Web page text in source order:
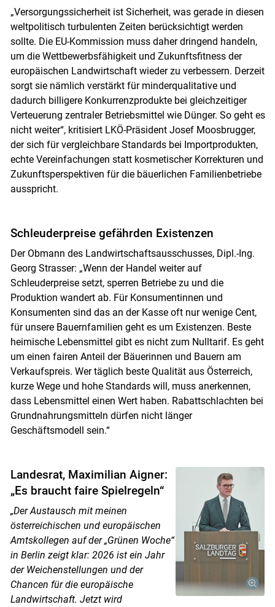
„Versorgungssicherheit ist Sicherheit, was gerade in diesen
weltpolitisch turbulenten Zeiten berücksichtigt werden
sollte. Die EU-Kommission muss daher dringend handeln,
um die Wettbewerbsfähigkeit und Zukunftsfitness der
europäischen Landwirtschaft wieder zu verbessern. Derzeit
sorgt sie nämlich verstärkt für minderqualitative und
dadurch billigere Konkurrenzprodukte bei gleichzeitiger
Verteuerung zent­raler Betriebsmittel wie Dünger. So geht es
nicht weiter“, kritisiert LKÖ-Präsident Josef Moosbrugger,
der sich für vergleichbare Standards bei Importprodukten,
echte Vereinfachungen statt kosmetischer Korrekturen und
Zukunftsperspektiven für die bäuerlichen Familienbetriebe
ausspricht.
Schleuderpreise gefährden Existenzen
Der Obmann des Landwirtschaftsausschusses, Dipl.-Ing.
Georg Strasser: „Wenn der Handel weiter auf
Schleuderpreise setzt, sperren Betriebe zu und die
Produktion wandert ab. Für Konsumentinnen und
Konsumenten sind das an der Kasse oft nur wenige Cent,
für unsere Bauernfamilien geht es um Existenzen. Beste
heimische Lebensmittel gibt es nicht zum Nulltarif. Es geht
um einen fairen Anteil der Bäuerinnen und Bauern am
Verkaufspreis. Wer täglich beste Qualität aus Österreich,
kurze Wege und hohe Standards will, muss anerkennen,
dass Lebensmittel einen Wert haben. Rabattschlachten bei
Grundnahrungsmitteln dürfen nicht länger
Geschäftsmodell sein.“
Landesrat, Maximilian Aigner:
„Es braucht faire Spielregeln“
„Der Austausch mit meinen
österreichischen und europäischen
Amtskollegen auf der „Grünen Woche“
in Berlin zeigt klar: 2026 ist ein Jahr
der Weichenstellungen und der
Chancen für die europäische
Landwirtschaft. Jetzt wird